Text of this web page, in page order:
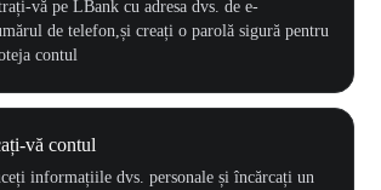
vă pe LBank cu adresa dvs. de e-
de telefon,și creați o parolă sigură pentru
contul
vă contul
informațiile dvs. personale și încărcați un